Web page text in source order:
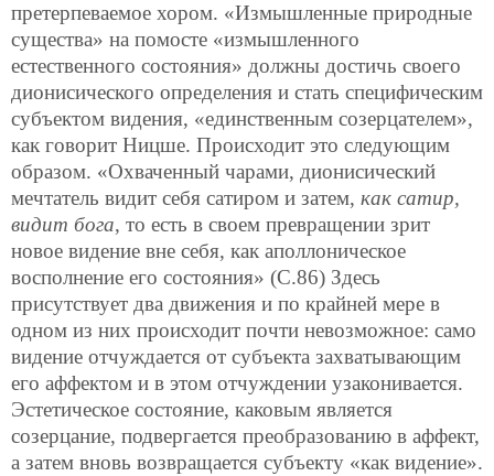
претерпеваемое хором. «Измышленные природные
существа» на помосте «измышленного
естественного состояния» должны достичь своего
дионисического определения и стать специфическим
субъектом видения, «единственным созерцателем»,
как говорит Ницше. Происходит это следующим
образом. «Охваченный чарами, дионисический
мечтатель видит себя сатиром и затем, как сатир,
видит бога, то есть в своем превращении зрит
новое видение вне себя, как аполлоническое
восполнение его состояния» (С.86) Здесь
присутствует два движения и по крайней мере в
одном из них происходит почти невозможное: само
видение отчуждается от субъекта захватывающим
его аффектом и в этом отчуждении узаконивается.
Эстетическое состояние, каковым является
созерцание, подвергается преобразованию в аффект,
а затем вновь возвращается субъекту «как видение».